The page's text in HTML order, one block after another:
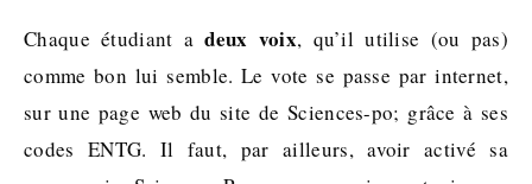
Chaque étudiant adeux voix, qu’il utilise (ou pas)
comme bon lui semble. Le vote se passe par internet,
sur une page web du site de Sciences-po; grâce à ses
codes ENTG. Il faut, par ailleurs, avoir activé sa